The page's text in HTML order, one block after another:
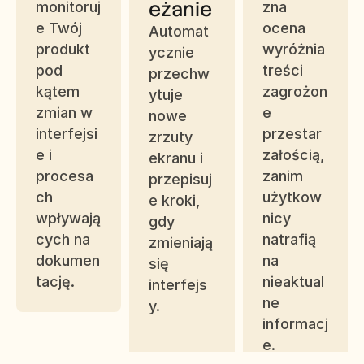
monitoruj
e Twój
produkt
pod
kątem
zmian w
interfejsi
e i
procesa
ch
wpływają
cych na
dokumen
tację.
eżanie
Automat
ycznie
przechw
ytuje
nowe
zrzuty
ekranu i
przepisuj
e kroki,
gdy
zmieniają
się
interfejs
y.
zna
ocena
wyróżnia
treści
zagrożon
e
przestar
załością,
zanim
użytkow
nicy
natrafią
na
nieaktual
ne
informacj
e.